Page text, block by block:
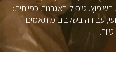
טיפול באגרנות כפייתית:
מקצועי, עבודה בשלבים מותאמים